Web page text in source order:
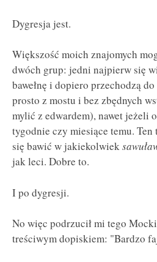
Dygresja jest.
Większość moich znajomych
dwóch grup: jedni najpierw się
bawełnę i dopiero przechodzą
prosto z mostu i bez zbędnych
mylić z edwardem), nawet jeżeli
tygodnie czy miesiące temu. Ten
się bawić w jakiekolwiek
jak leci. Dobre to.
I po dygresji.
No więc podrzucił mi tego
treściwym dopiskiem: "Bardzo